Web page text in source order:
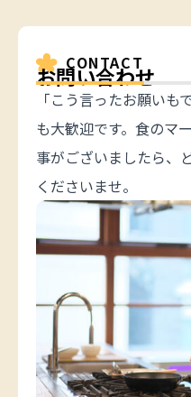
CONTACT
お問い合わせ
「こう言ったお願い
も大歓迎です。食のマ
事がございましたら、
くださいませ。